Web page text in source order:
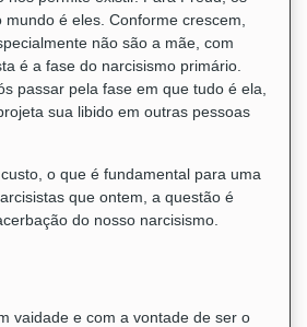
é eles. Conforme crescem,
não são a mãe, com
é a fase do narcisismo primário.
passar pela fase em que tudo é ela,
sua libido em outras pessoas
o que é fundamental para uma
que ontem, a questão é
do nosso narcisismo.
vaidade e com a vontade de ser o